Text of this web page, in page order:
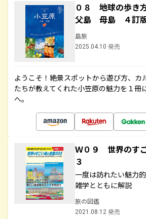
０８ 地球の歩
父島 母島 ４訂
島旅
2025.04.10 発売
ようこそ！絶景スポットから遊び方、カ
たちが教えてくれた小笠原の魅力を１冊
へ。
Ｗ０９ 世界のす
３
一度は訪れたい魅力
雑学とともに解説
旅の図鑑
2021.08.12 発売